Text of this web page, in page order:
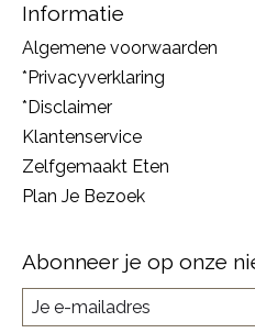
Informatie
Algemene voorwaarden
*Privacyverklaring
*Disclaimer
Klantenservice
Zelfgemaakt Eten
Plan Je Bezoek
Abonneer je op onze